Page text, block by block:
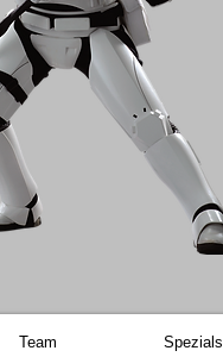
Team Spezials